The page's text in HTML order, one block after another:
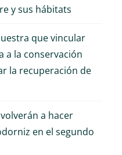
y sus hábitats
que vincular
a la conservación
la recuperación de
a hacer
en el segundo